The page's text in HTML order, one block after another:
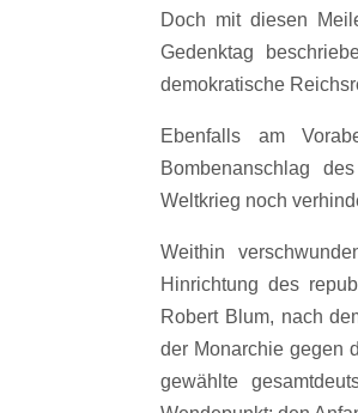
Doch mit diesen
Gedenktag
demokratische
Ebenfalls am
Bombenanschlag
Weltkrieg noch
Weithin
Hinrichtung des
Robert Blum, nach
der Monarchie gegen
gewählte